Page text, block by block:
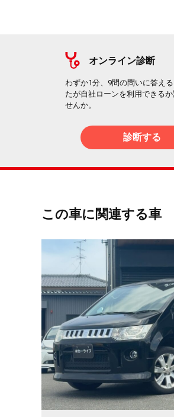
オンライン診断
わずか1分、9問の問いに答え
たが自社ローンを利用できるか
せんか。
診断する
この車に関連する車